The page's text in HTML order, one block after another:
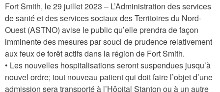
Fort Smith, le 29 juillet 2023 – L’Administration des services
de santé et des services sociaux des Territoires du Nord-
Ouest (ASTNO) avise le public qu’elle prendra de façon
imminente des mesures par souci de prudence relativement
aux feux de forêt actifs dans la région de Fort Smith.
• Les nouvelles hospitalisations seront suspendues jusqu’à
nouvel ordre; tout nouveau patient qui doit faire l’objet d’une
admission sera transporté à l’Hôpital Stanton ou à un autre